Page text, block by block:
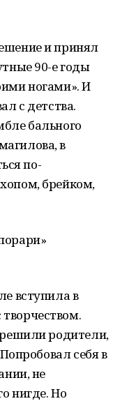
и принял
90-е годы
ногами». И
с детства.
бального
в
по-
брейком,
вступила в
решили родители,
себя в
не
нигде. Но